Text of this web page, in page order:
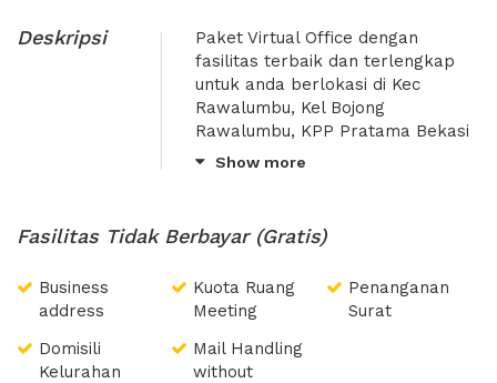
Deskripsi
Paket Virtual Office dengan
fasilitas terbaik dan terlengkap
untuk anda berlokasi di Kec
Rawalumbu, Kel Bojong
Rawalumbu, KPP Pratama Bekasi
Utara dilengkapi dengan fasilitas
Domisili Gedung, Domisili
Kelurahan
Show more
Fasilitas Tidak Berbayar (Gratis)
Business
address
Kuota Ruang
Meeting
Penanganan
Surat
Domisili
Kelurahan
Mail Handling
without